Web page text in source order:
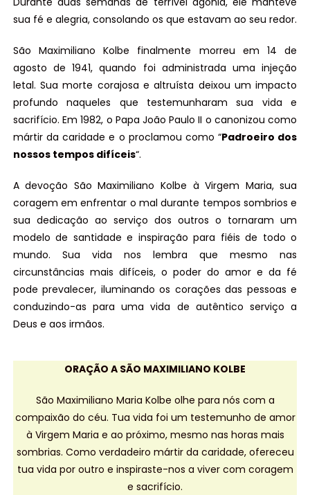
sua fé e alegria, consolando os que estavam ao seu redor.
São Maximiliano Kolbe finalmente morreu em 14 de
agosto de 1941, quando foi administrada uma injeção
letal. Sua morte corajosa e altruísta deixou um impacto
profundo naqueles que testemunharam sua vida e
sacrifício. Em 1982, o Papa João Paulo II o canonizou como
mártir da caridade e o proclamou como “Padroeiro dos
nossos tempos difíceis“.
A devoção São Maximiliano Kolbe à Virgem Maria, sua
coragem em enfrentar o mal durante tempos sombrios e
sua dedicação ao serviço dos outros o tornaram um
modelo de santidade e inspiração para fiéis de todo o
mundo. Sua vida nos lembra que mesmo nas
circunstâncias mais difíceis, o poder do amor e da fé
pode prevalecer, iluminando os corações das pessoas e
conduzindo-as para uma vida de autêntico serviço a
Deus e aos irmãos.
ORAÇÃO A SÃO MAXIMILIANO KOLBE
São Maximiliano Maria Kolbe olhe para nós com a
compaixão do céu. Tua vida foi um testemunho de amor
à Virgem Maria e ao próximo, mesmo nas horas mais
sombrias. Como verdadeiro mártir da caridade, ofereceu
tua vida por outro e inspiraste-nos a viver com coragem
e sacrifício.